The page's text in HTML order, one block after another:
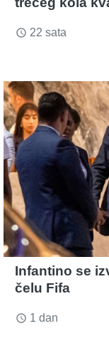
access_time 22 sata
Infantino se
čelu Fifa
access_time 1 dan